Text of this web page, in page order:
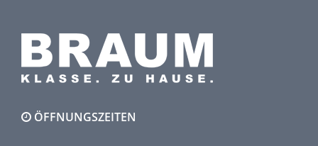
ÖFFNUNGSZEITEN